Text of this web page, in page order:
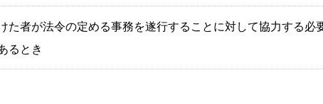
者が法令の定める事務を遂行することに対して協力する必
るとき